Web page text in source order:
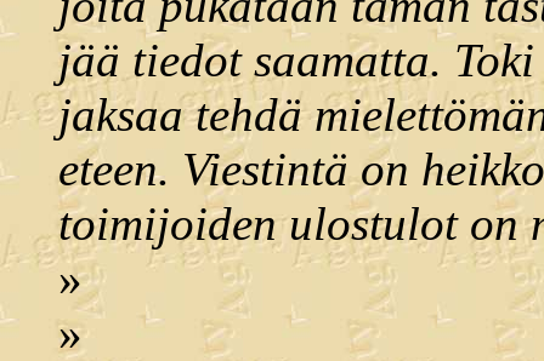
jää tiedot saamatta.
jaksaa tehdä
eteen. Viestintä on
toimijoiden ulostulot on
»
»